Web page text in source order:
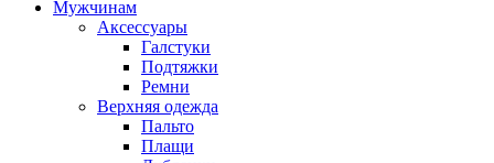
Мужчинам
Аксессуары
Галстуки
Подтяжки
Ремни
Верхняя одежда
Пальто
Плащи